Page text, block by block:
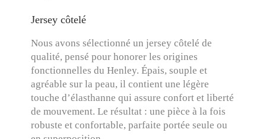
Jersey côtelé
Nous avons sélectionné un jersey côtelé de
qualité, pensé pour honorer les origines
fonctionnelles du Henley. Épais, souple et
agréable sur la peau, il contient une légère
touche d’élasthanne qui assure confort et liberté
de mouvement. Le résultat : une pièce à la fois
robuste et confortable, parfaite portée seule ou